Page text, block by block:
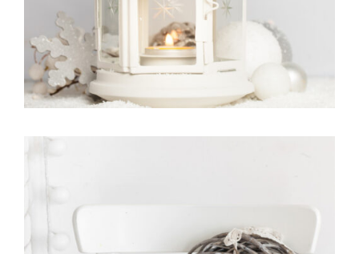
Portfolio Item With Slideshow